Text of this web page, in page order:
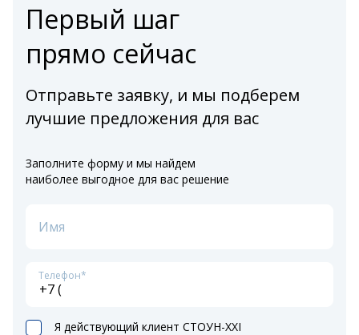
Первый шаг
прямо сейчас
Отправьте заявку, и мы подберем
лучшие предложения для вас
Заполните форму и мы найдем
наиболее выгодное для вас решение
Имя
Телефон*
Я действующий клиент СТОУН-XXI